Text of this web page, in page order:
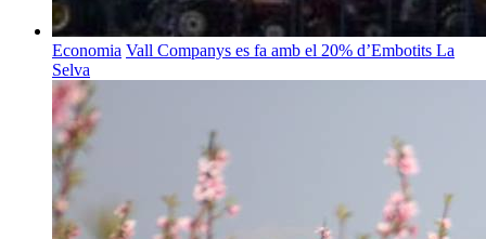
Economia Vall Companys es fa amb el 20% d’Embotits La
Selva